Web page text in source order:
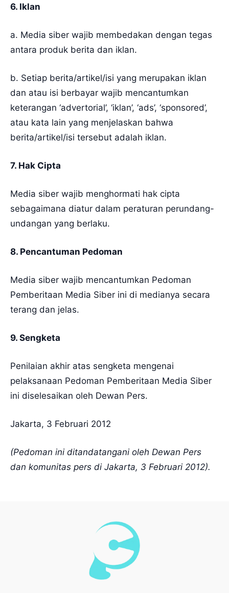
6. Iklan
a. Media siber wajib membedakan dengan tegas
antara produk berita dan iklan.
b. Setiap berita/artikel/isi yang merupakan iklan
dan atau isi berbayar wajib mencantumkan
keterangan ‘advertorial’, ‘iklan’, ‘ads’, ‘sponsored’,
atau kata lain yang menjelaskan bahwa
berita/artikel/isi tersebut adalah iklan.
7. Hak Cipta
Media siber wajib menghormati hak cipta
sebagaimana diatur dalam peraturan perundang-
undangan yang berlaku.
8. Pencantuman Pedoman
Media siber wajib mencantumkan Pedoman
Pemberitaan Media Siber ini di medianya secara
terang dan jelas.
9. Sengketa
Penilaian akhir atas sengketa mengenai
pelaksanaan Pedoman Pemberitaan Media Siber
ini diselesaikan oleh Dewan Pers.
Jakarta, 3 Februari 2012
(Pedoman ini ditandatangani oleh Dewan Pers
dan komunitas pers di Jakarta, 3 Februari 2012).